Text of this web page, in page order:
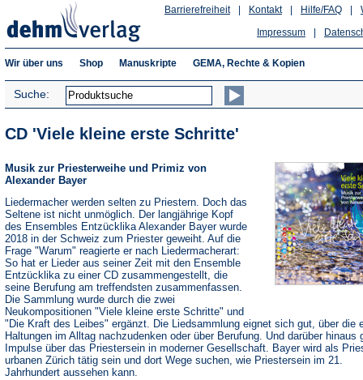
Hilfe/FAQ
Kontakt
Barrierefreiheit
Impressum
Wir über uns Shop Manuskripte GEMA, Rechte & Kopien
Suche:
CD 'Viele kleine erste Schritte'
Musik zur Priesterweihe und Primiz von
Alexander Bayer
Liedermacher werden selten zu Priestern. Doch das
Seltene ist nicht unmöglich. Der langjährige Kopf
des Ensembles Entzücklika Alexander Bayer wurde
2018 in der Schweiz zum Priester geweiht. Auf die
Frage "Warum" reagierte er nach Liedermacherart:
So hat er Lieder aus seiner Zeit mit den Ensemble
Entzücklika zu einer CD zusammengestellt, die
seine Berufung am treffendsten zusammenfassen.
Die Sammlung wurde durch die zwei
Neukompositionen "Viele kleine erste Schritte" und
"Die Kraft des Leibes" ergänzt. Die Liedsammlung eignet sich gut, über die
Haltungen im Alltag nachzudenken oder über Berufung. Und darüber hinaus
Impulse über das Priestersein in moderner Gesellschaft. Bayer wird als
urbanen Zürich tätig sein und dort Wege suchen, wie Priestersein im 21.
Jahrhundert aussehen kann.